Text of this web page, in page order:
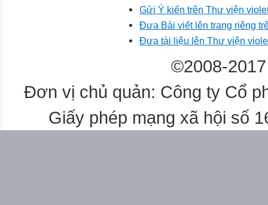
Gửi Ý kiến trên Thư viện
Đưa Bài viết lên trang riêng
Đưa tài liệu lên Thư viện
©2008-
Đơn vị chủ quản: Công ty Cổ
Giấy phép mạng xã hội số